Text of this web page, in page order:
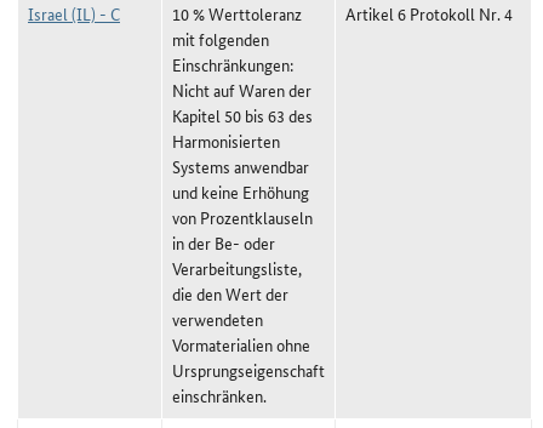
Israel (IL) - C
10 % Werttoleranz
mit folgenden
Einschränkungen:
Nicht auf Waren der
Kapitel 50 bis 63 des
Harmonisierten
Systems anwendbar
und keine Erhöhung
von Prozentklauseln
in der Be- oder
Verarbeitungsliste,
die den Wert der
verwendeten
Vormaterialien ohne
Ursprungseigenschaft
einschränken.
Artikel 6 Protokoll Nr. 4